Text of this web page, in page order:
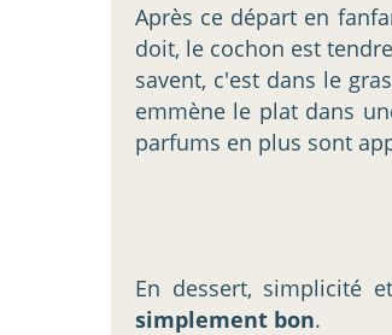
Après ce départ en
doit, le cochon est
savent, c'est dans le
emmène le plat dans
parfums en plus sont
En dessert, simplicité
simplement bon.